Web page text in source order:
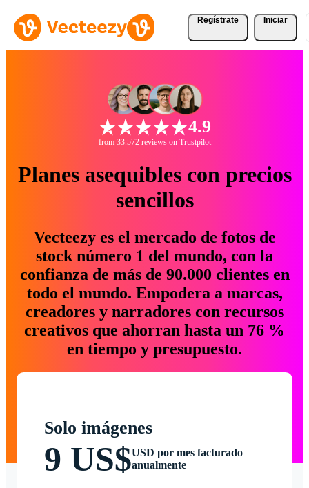
Regístrate Iniciar
4.9
from 33.572 reviews on Trustpilot
Planes asequibles con precios
sencillos
Vecteezy es el mercado de fotos de
stock número 1 del mundo, con la
confianza de más de 90.000 clientes en
todo el mundo. Empodera a marcas,
creadores y narradores con recursos
creativos que ahorran hasta un 76 %
en tiempo y presupuesto.
Solo imágenes
9 US$USD por mes facturado
anualmente